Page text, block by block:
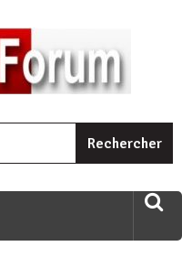
cakwibarutse .Wewe
ukora iki kugira ngo